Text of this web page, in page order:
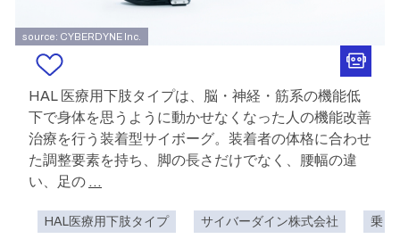
source: CYBERDYNE Inc.
HAL 医療用下肢タイプは、脳・神経・筋系の機能低
下で身体を思うように動かせなくなった人の機能改善
治療を行う装着型サイボーグ。装着者の体格に合わせ
た調整要素を持ち、脚の長さだけでなく、腰幅の違
い、足の ...
HAL医療用下肢タイプ サイバーダイン株式会社 乗り